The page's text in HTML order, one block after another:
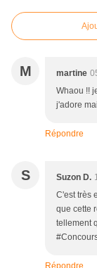
M martine
Whaou !!
j'adore
Répondre
S Suzon D.
C'est très
que cette
tellement
Répondre